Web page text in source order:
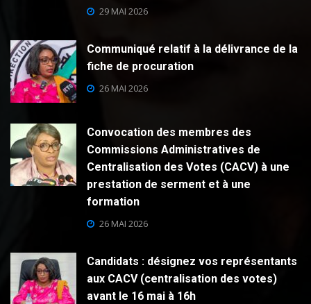
29 MAI 2026
Communiqué relatif à la délivrance de la
fiche de procuration
26 MAI 2026
Convocation des membres des
Commissions Administratives de
Centralisation des Votes (CACV) à une
prestation de serment et à une
formation
26 MAI 2026
Candidats : désignez vos représentants
aux CACV (centralisation des votes)
avant le 16 mai à 16h